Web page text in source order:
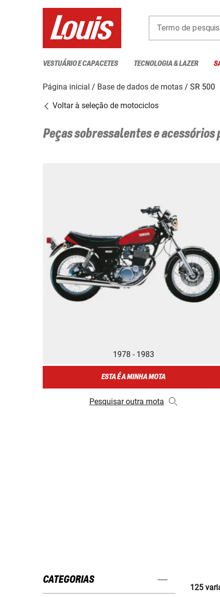
Termo de
VESTUÁRIO E CAPACETES TECNOLOGIA & LAZER
Página inicial Base de dados de motas
SR 500
Voltar à seleção de motociclos
Peças sobressalentes e acessórios
1978 - 1983
ESTA É A MINHA MOTA
Pesquisar outra mota
CATEGORIAS
125